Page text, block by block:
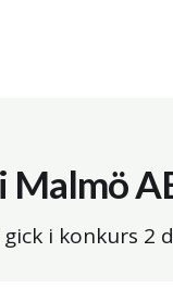
Malmö
i konkurs 2